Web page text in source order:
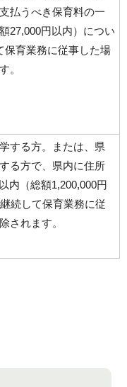
払うべき保育料の一
27,000円以内）につい
保育業務に従事した場
。
する方。または、県
る方で、県内に住所
内（総額1,200,000円
続して保育業務に従
されます。